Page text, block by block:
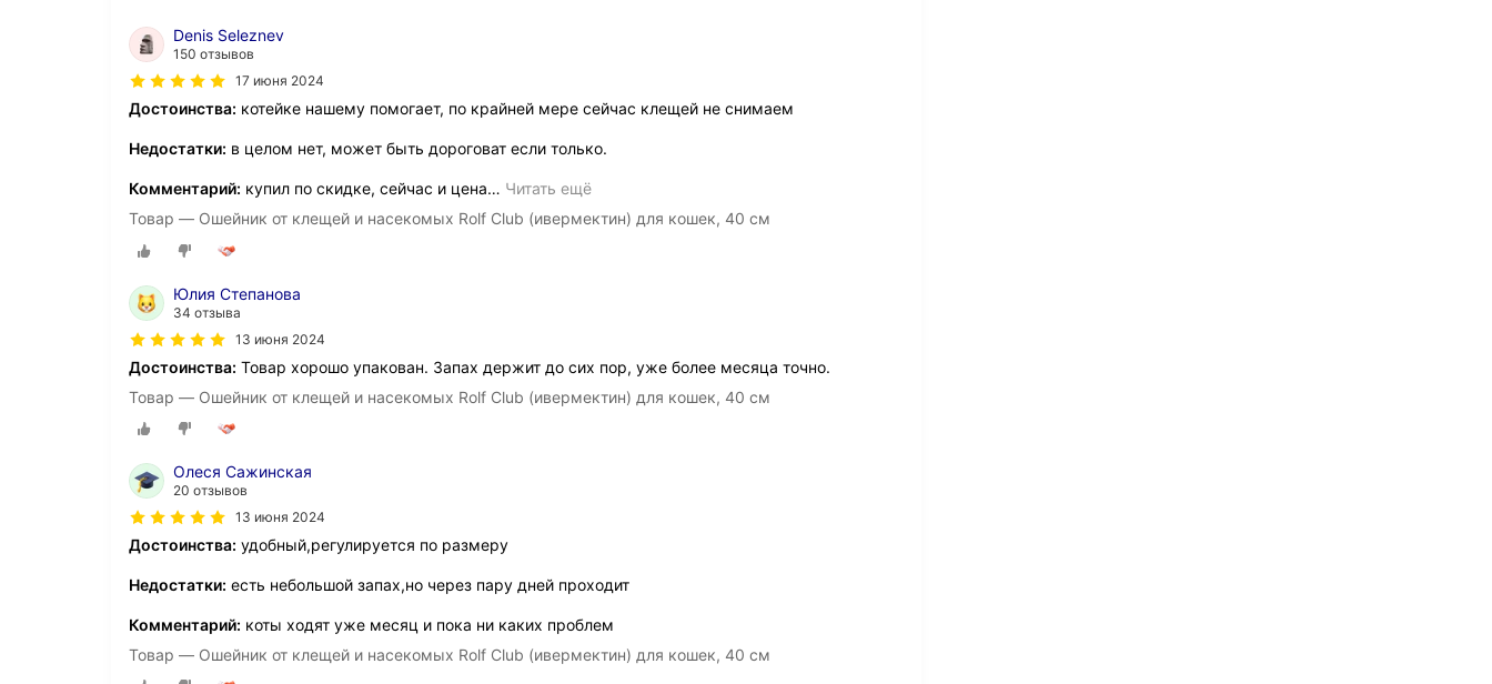
Denis Seleznev
150 отзывов
17 июня 2024
Достоинства: котейке нашему помогает, по крайней мере сейчас клещей не снимаем
Недостатки: в целом нет, может быть дороговат если только.
Комментарий: купил по скидке, сейчас и цена… Читать ещё
Товар — Ошейник от клещей и насекомых Rolf Club (ивермектин) для кошек, 40 см
Юлия Степанова
34 отзыва
13 июня 2024
Достоинства: Товар хорошо упакован. Запах держит до сих пор, уже более месяца точно.
Товар — Ошейник от клещей и насекомых Rolf Club (ивермектин) для кошек, 40 см
Олеся Сажинская
20 отзывов
13 июня 2024
Достоинства: удобный,регулируется по размеру
Недостатки: есть небольшой запах,но через пару дней проходит
Комментарий: коты ходят уже месяц и пока ни каких проблем
Товар — Ошейник от клещей и насекомых Rolf Club (ивермектин) для кошек, 40 см